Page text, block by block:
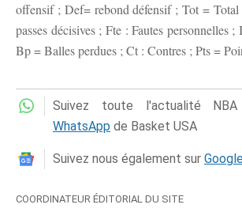
offensif ; Def= rebond défensif ; Tot = Total
passes décisives ; Fte : Fautes personnelles
Bp = Balles perdues ; Ct : Contres ; Pts =
Suivez toute l'actualité
WhatsApp de Basket USA
Suivez nous également sur
COORDINATEUR ÉDITORIAL DU SITE